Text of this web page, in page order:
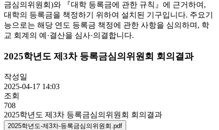
금심의위원회)와 『대학 등록금에 관한 규칙』에 근거하여,
대학의 등록금을 책정하기 위하여 설치된 기구입니다. 주요기
능으로는 해당 연도 등록금 책정에 관한 사항을 심의하며, 학
교 회계의 예·결산을 심사·의결합니다.
2025학년도 제3차 등록금심의위원회 회의결과
작성일
2025-04-17 14:03
조회
708
2025학년도 제3차 등록금심의위원회 회의결과
2025학년도-제3차-등록금심의위원회.pdf